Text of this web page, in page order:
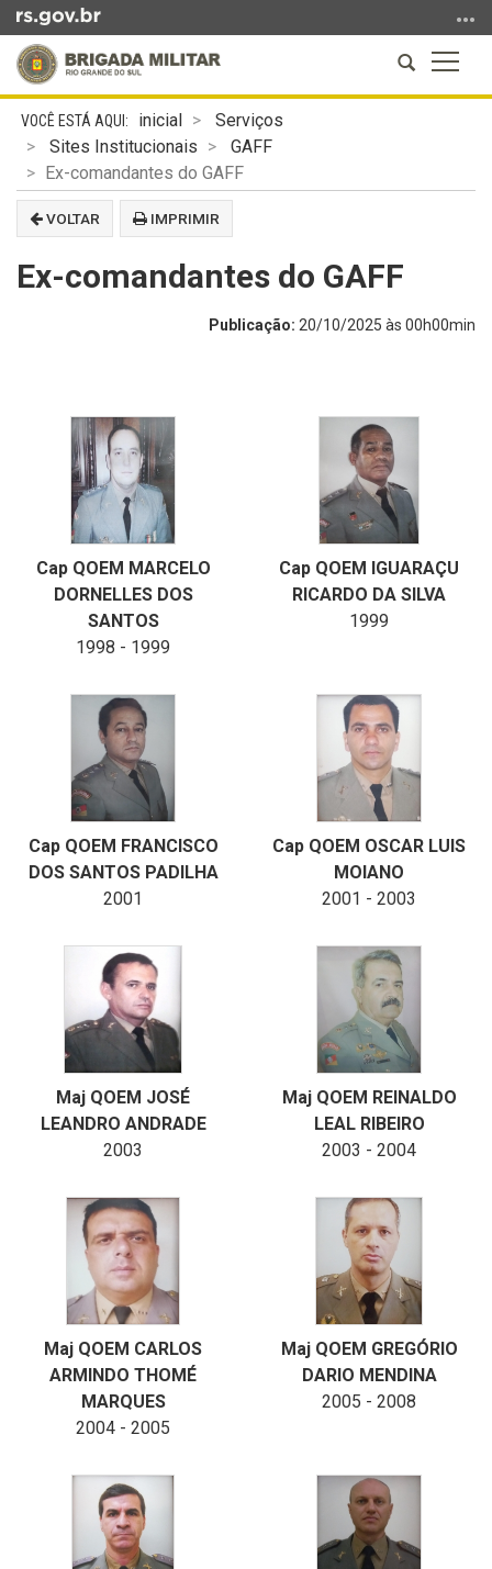
para
conteúdo
para
menu
a
Abrir
a
Início
conteúdo
inicial
Serviços
Sites Institucionais
GAFF
Ex-comandantes do GAFF
VOLTAR IMPRIMIR
Ex-comandantes do GAFF
Publicação: 20/10/2025 às 00h00min
Cap QOEM MARCELO
DORNELLES DOS
SANTOS
1998 - 1999
Cap QOEM IGUARAÇU
RICARDO DA SILVA
1999
Cap QOEM FRANCISCO
DOS SANTOS PADILHA
2001
Cap QOEM OSCAR LUIS
MOIANO
2001 - 2003
Maj QOEM JOSÉ
LEANDRO ANDRADE
2003
Maj QOEM REINALDO
LEAL RIBEIRO
2003 - 2004
Maj QOEM CARLOS
ARMINDO THOMÉ
MARQUES
2004 - 2005
Maj QOEM GREGÓRIO
DARIO MENDINA
2005 - 2008